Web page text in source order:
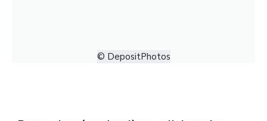
© DepositPhotos